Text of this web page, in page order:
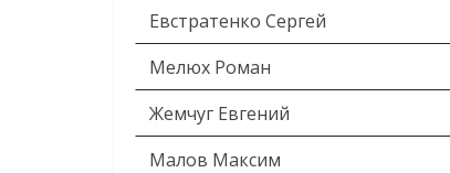
Евстратенко Сергей
Мелюх Роман
Жемчуг Евгений
Малов Максим